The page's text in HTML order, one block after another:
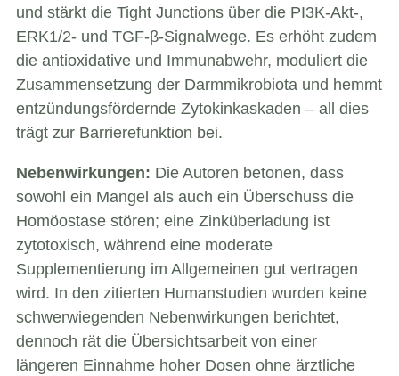
und stärkt die Tight Junctions über die PI3K-Akt-,
ERK1/2- und TGF-β-Signalwege. Es erhöht zudem
die antioxidative und Immunabwehr, moduliert die
Zusammensetzung der Darmmikrobiota und hemmt
entzündungsfördernde Zytokinkaskaden – all dies
trägt zur Barrierefunktion bei.
Nebenwirkungen: Die Autoren betonen, dass
sowohl ein Mangel als auch ein Überschuss die
Homöostase stören; eine Zinküberladung ist
zytotoxisch, während eine moderate
Supplementierung im Allgemeinen gut vertragen
wird. In den zitierten Humanstudien wurden keine
schwerwiegenden Nebenwirkungen berichtet,
dennoch rät die Übersichtsarbeit von einer
längeren Einnahme hoher Dosen ohne ärztliche